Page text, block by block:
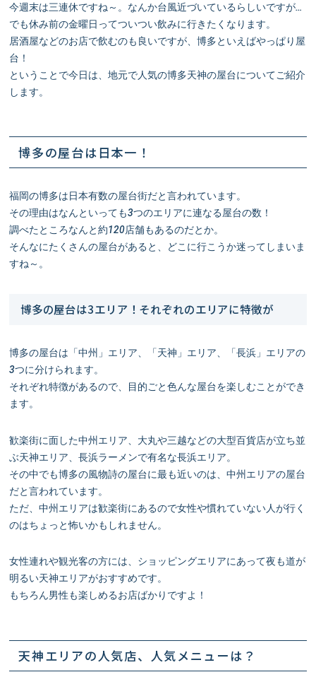
今週末は三連休ですね～。なんか台風近づいているらしいですが…
でも休み前の金曜日ってついつい飲みに行きたくなります。
居酒屋などのお店で飲むのも良いですが、博多といえばやっぱり屋
台！
ということで今日は、地元で人気の博多天神の屋台についてご紹介
します。
博多の屋台は日本一！
福岡の博多は日本有数の屋台街だと言われています。
その理由はなんといっても3つのエリアに連なる屋台の数！
調べたところなんと約120店舗もあるのだとか。
そんなにたくさんの屋台があると、どこに行こうか迷ってしまいま
すね～。
博多の屋台は3エリア！それぞれのエリアに特徴が
博多の屋台は「中州」エリア、「天神」エリア、「長浜」エリアの
3つに分けられます。
それぞれ特徴があるので、目的ごと色んな屋台を楽しむことができ
ます。
歓楽街に面した中州エリア、大丸や三越などの大型百貨店が立ち並
ぶ天神エリア、長浜ラーメンで有名な長浜エリア。
その中でも博多の風物詩の屋台に最も近いのは、中州エリアの屋台
だと言われています。
ただ、中州エリアは歓楽街にあるので女性や慣れていない人が行く
のはちょっと怖いかもしれません。
女性連れや観光客の方には、ショッピングエリアにあって夜も道が
明るい天神エリアがおすすめです。
もちろん男性も楽しめるお店ばかりですよ！
天神エリアの人気店、人気メニューは？